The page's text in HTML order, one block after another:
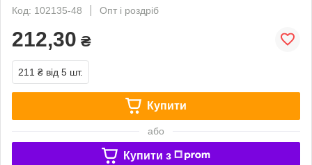
Код: 102135-48
Опт і роздріб
212,30 ₴
211 ₴ від 5 шт.
Купити
або
Купити з